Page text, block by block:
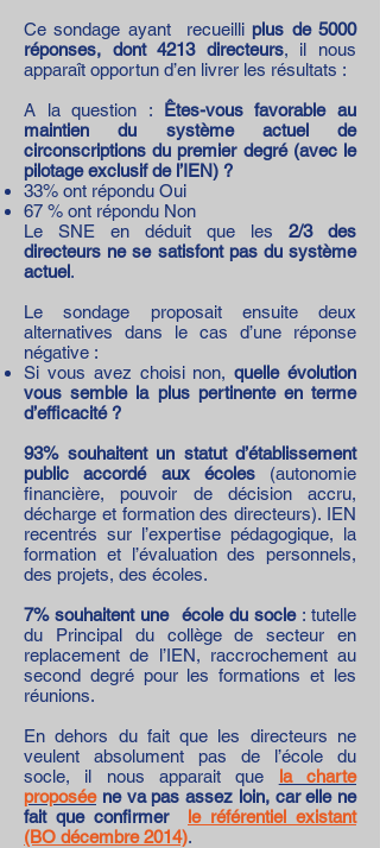
Ce sondage ayant recueilli plus de 5000
réponses, dont 4213 directeurs, il nous
apparaît opportun d’en livrer les résultats :
A la question : Êtes-vous favorable au
maintien du système actuel de
circonscriptions du premier degré (avec le
pilotage exclusif de l’IEN) ?
33% ont répondu Oui
67 % ont répondu Non
Le SNE en déduit que les 2/3 des
directeurs ne se satisfont pas du système
actuel.
Le sondage proposait ensuite deux
alternatives dans le cas d’une réponse
négative :
Si vous avez choisi non,quelle évolution
vous semble la plus pertinente en terme
d’efficacité ?
93% souhaitent un statut d’établissement
public accordé aux écoles(autonomie
financière, pouvoir de décision accru,
décharge et formation des directeurs). IEN
recentrés sur l’expertise pédagogique, la
formation et l’évaluation des personnels,
des projets, des écoles.
7% souhaitent une école du socle: tutelle
du Principal du collège de secteur en
replacement de l’IEN, raccrochement au
second degré pour les formations et les
réunions.
En dehors du fait que les directeurs ne
veulent absolument pas de l’école du
socle, il nous apparait que la charte
proposéene va pas assez loin, car elle ne
fait que confirmer le référentiel existant
(BO décembre 2014).